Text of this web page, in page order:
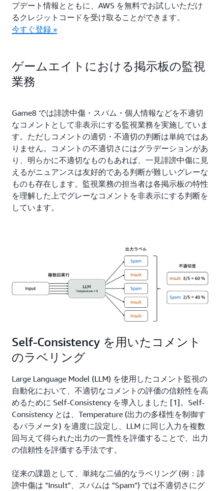
プデート情報とともに、AWS を無料でお試しいただけ
るクレジットコードを受け取ることができます。
今すぐ登録 »
ゲームエイトにおける掲示板の監視
業務
Game8 では誹謗中傷・スパム・個人情報などを不適切
なコメントとして非表示にする監視業務を実施していま
す。ただしコメントの適切・不適切の判断は単純ではあ
りません。コメントの不適切さにはグラデーションがあ
り、明らかに不適切なものもあれば、一見誹謗中傷に見
えるがニュアンスは友好的である判断が難しいグレーな
ものも存在します。監視業務の担当者は各掲示板の特性
を理解した上でグレーなコメントを非表示にする判断を
しています。
Self-Consistency を用いたコメント
のラベリング
Large Language Model (LLM) を使用したコメント監視の
自動化において、不適切なコメントの評価の信頼性を高
めるために Self-Consistency を導入しました [1]。Self-
Consistency とは、Temperature (出力の多様性を制御す
るパラメータ) を適度に設定し、LLM に同じ入力を複数
回与えて得られた出力の一貫性を評価することで、出力
の信頼性を評価する手法です。
従来の課題として、単純な二値的なラベリング (例：誹
謗中傷は "Insult"、スパムは "Spam") では不適切さにグ